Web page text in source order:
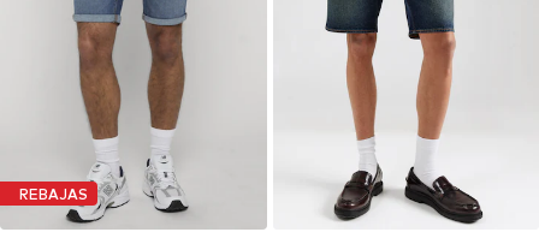
REBAJAS